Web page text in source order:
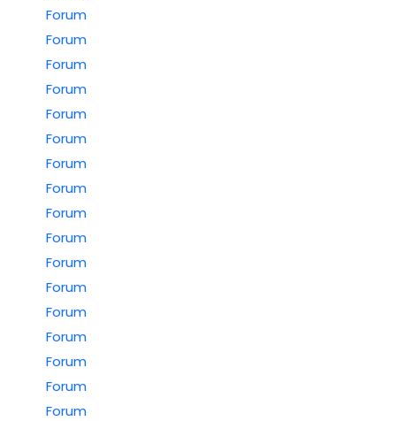
Forum
Forum
Forum
Forum
Forum
Forum
Forum
Forum
Forum
Forum
Forum
Forum
Forum
Forum
Forum
Forum
Forum